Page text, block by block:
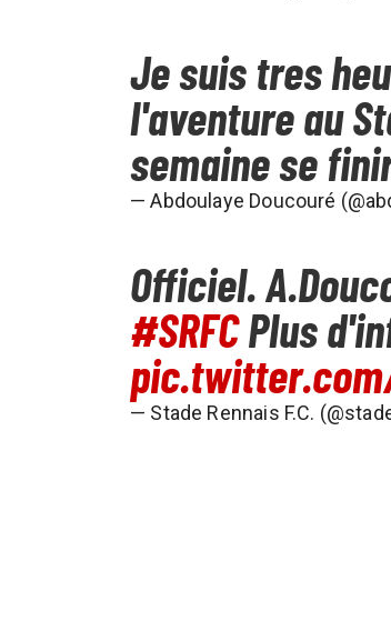
Je suis tres
l'aventure au
semaine se
— Abdoulaye Doucouré
Officiel.
#SRFCPlus
pic.twitter.com/
— Stade Rennais F.C.